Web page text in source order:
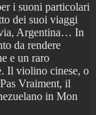
i suoni particolari
dei suoi viaggi
Argentina… In
da rendere
e un raro
Il violino cinese, o
Vraiment, il
in Mon